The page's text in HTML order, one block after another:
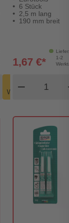
Warenkorb
shopping_cart
6 Stück
2,5 m lang
190 mm breit
1-2
1,67 €*
remove